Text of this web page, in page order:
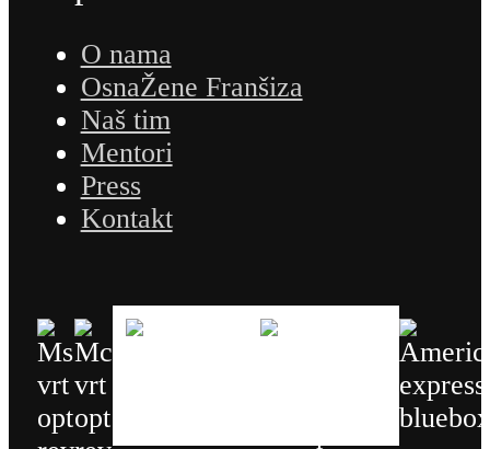
O nama
OsnaŽene Franšiza
Naš tim
Mentori
Press
Kontakt